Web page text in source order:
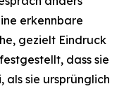
erkennbare
gezielt Eindruck
dass sie
als sie ursprünglich